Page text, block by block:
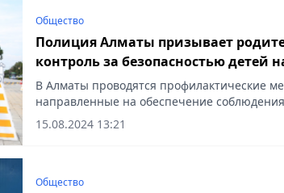
Общество
Полиция Алматы призывает
контроль за безопасностью детей
В Алматы проводятся профилактические
направленные на обеспечение
движения и организацию безопасного
пешеходов по проезжей...
15.08.2024 13:21
Общество